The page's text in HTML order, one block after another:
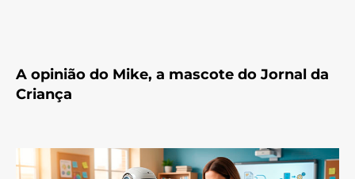
A opinião do Mike, a mascote do Jornal da
Criança